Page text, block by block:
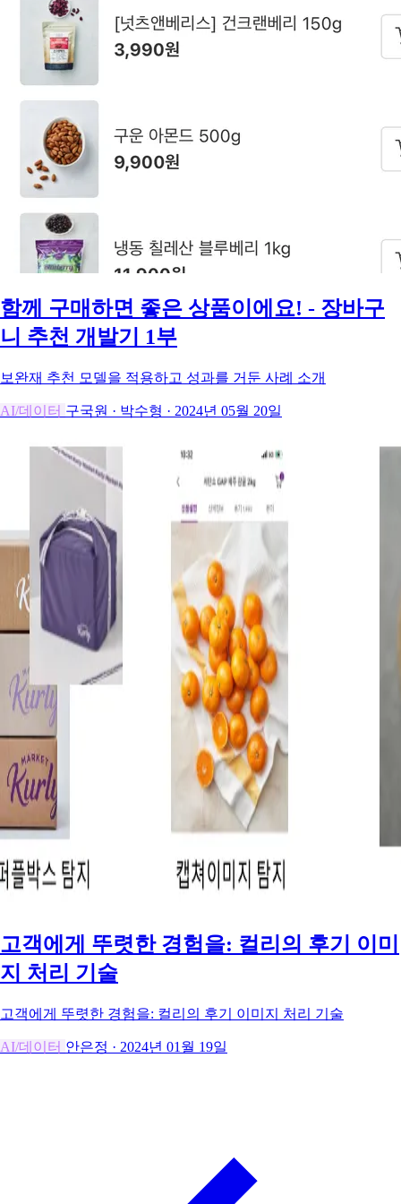
함께 구매하면 좋은 상품이에요! - 장바구
니 추천 개발기 1부
보완재 추천 모델을 적용하고 성과를 거둔 사례 소개
AI/데이터 구국원 · 박수형 · 2024년 05월 20일
고객에게 뚜렷한 경험을: 컬리의 후기 이미
지 처리 기술
고객에게 뚜렷한 경험을: 컬리의 후기 이미지 처리 기술
AI/데이터 안은정 · 2024년 01월 19일